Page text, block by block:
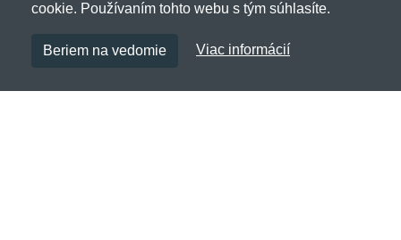
cookie. Používaním tohto webu s tým súhlasíte.
Beriem na vedomie Viac informácií